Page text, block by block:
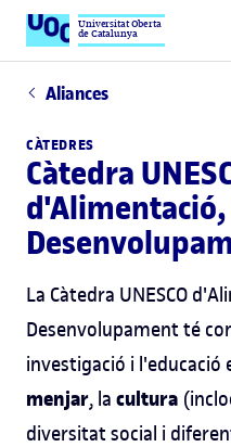
Universitat Oberta
de Catalunya
Aliances
CÀTEDRES
Càtedra
La Càtedra UNESCO
Desenvolupament té
investigació i l'educació
menjar, la cultura
diversitat social i